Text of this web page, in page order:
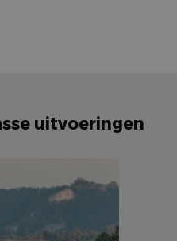
uitvoeringen